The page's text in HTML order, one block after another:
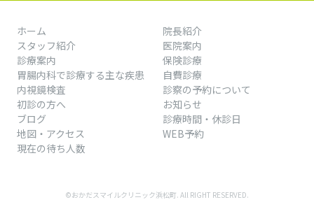
ホーム
院長紹介
スタッフ紹介
医院案内
診療案内
保険診療
胃腸内科で診療する主な疾患
自費診療
内視鏡検査
診察の予約について
初診の方へ
お知らせ
ブログ
診療時間・休診日
地図・アクセス
WEB予約
現在の待ち人数
©おかだスマイルクリニック浜松町. All RIGHT RESERVED.